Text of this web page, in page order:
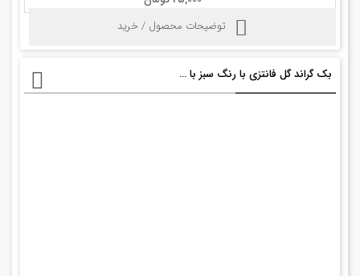
توضیحات محصول / خرید
بک گراند گل فانتزی با رنگ سبز با فرمت eps